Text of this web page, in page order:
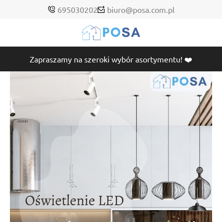
695030202 biuro@posa.com.pl
Zapraszamy na szeroki wybór asortymentu! ❤️